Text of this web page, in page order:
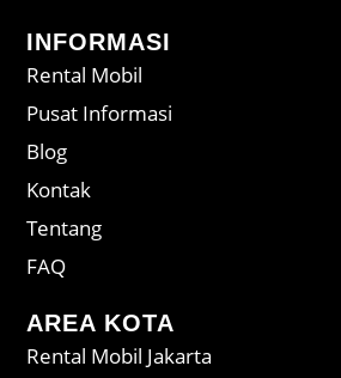
INFORMASI
Rental Mobil
Pusat Informasi
Blog
Kontak
Tentang
FAQ
AREA KOTA
Rental Mobil Jakarta